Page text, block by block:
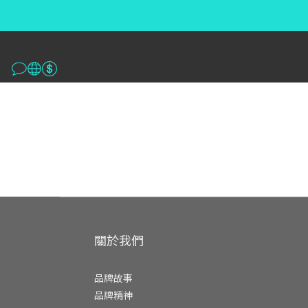
關於我們
品牌故事
品牌精神